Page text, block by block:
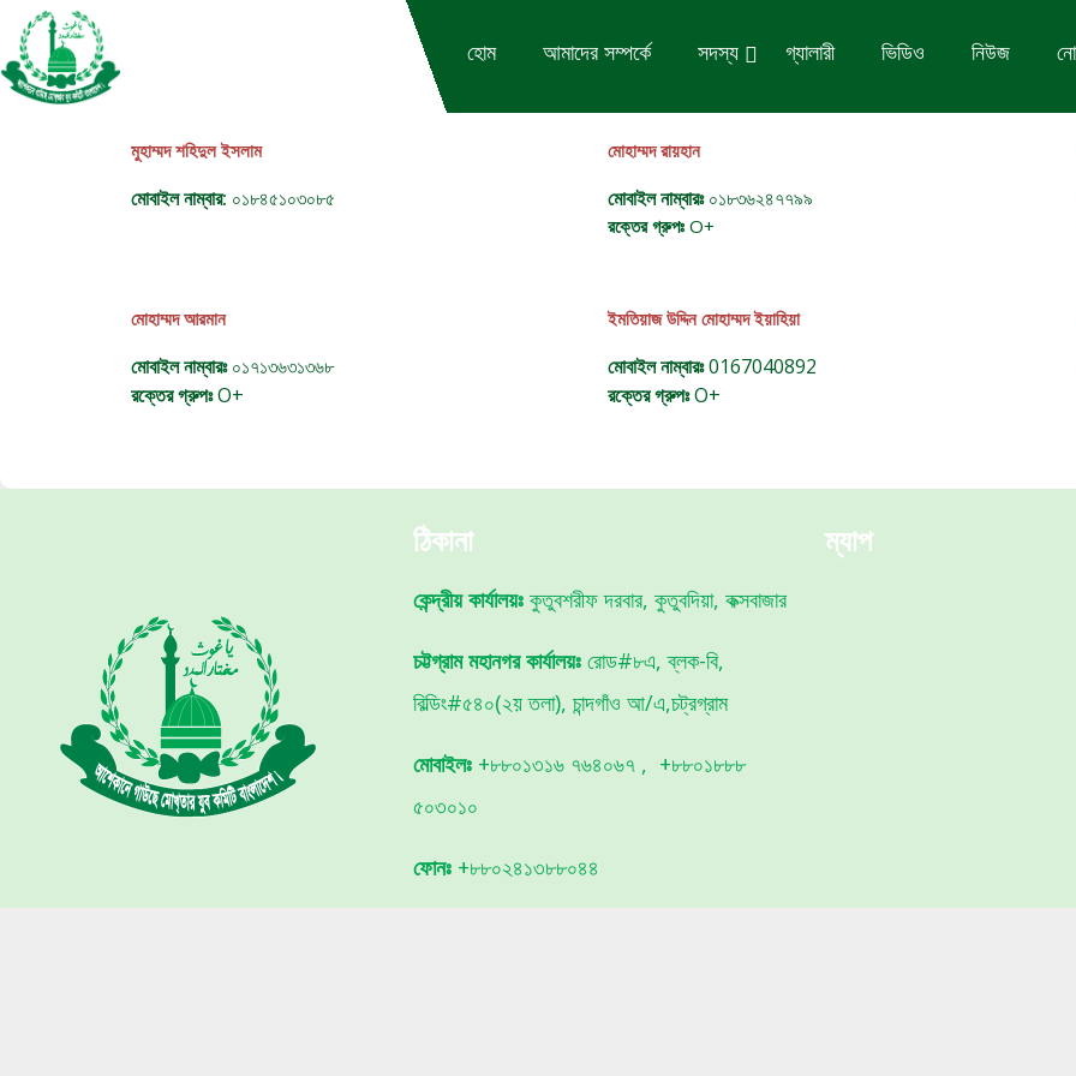
content
হোম আমাদের সম্পর্কে সদস্য গ্যালারী ভিডিও নিউজ
মুহাম্মদ শহিদুল ইসলাম
মোবাইল নাম্বার: ০১৮৪৫১০৩০৮৫
মোহাম্মদ রায়হান
মোবাইল নাম্বারঃ০১৮৩৬২৪৭৭৯৯
রক্তের গ্রুপঃ O+
মোহাম্মদ আরমান
মোবাইল নাম্বারঃ০১৭১৩৬৩১৩৬৮
রক্তের গ্রুপঃO+
ইমতিয়াজ উদ্দিন মোহাম্মদ ইয়াহিয়া
মোবাইল নাম্বারঃ0167040892
রক্তের গ্রুপঃO+
ঠিকানা
কেন্দ্রীয় কার্যালয়ঃকুতুবশরীফ দরবার, কুতুবদিয়া, কক্সবাজার
চট্টগ্রাম মহানগর কার্যালয়ঃরোড#৮এ, ব্লক-বি,
বিল্ডিং#৫৪০(২য় তলা), চান্দগাঁও আ/এ,চট্রগ্রাম
মোবাইলঃ+৮৮০১৩১৬ ৭৬৪০৬৭ , +৮৮০১৮৮৮
৫০৩০১০
ফোনঃ+৮৮০২৪১৩৮৮০৪৪
ম্যাপ